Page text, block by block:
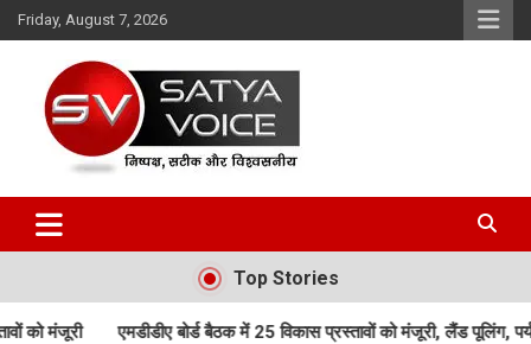
Skip
to
Friday, August 7, 2026
Satya Voice
Top Stories
बोर्ड बैठक में 25 विकास प्रस्तावों को मंजूरी, लैंड पूलिंग, पर्यटन, होटल, औद्योगिक